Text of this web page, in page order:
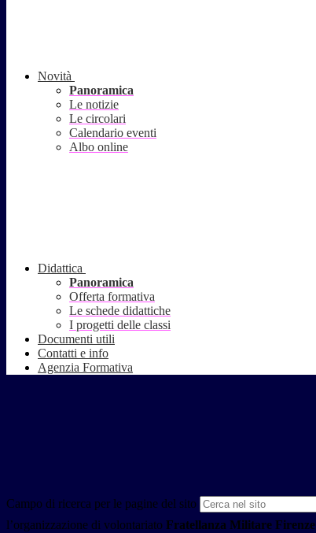
Novità
Panoramica
Le notizie
Le circolari
Calendario eventi
Albo online
Didattica
Panoramica
Offerta formativa
Le schede didattiche
I progetti delle classi
Documenti utili
Contatti e info
Agenzia Formativa
Campo di ricerca per le pagine del sito
l’organizzazione di volontariato Fratellanza Militare Firenze